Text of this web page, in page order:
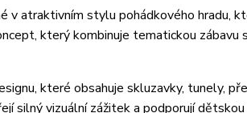
v atraktivním stylu pohádkového hradu,
který kombinuje tematickou zábavu
které obsahuje skluzavky, tunely,
silný vizuální zážitek a podporují dětskou